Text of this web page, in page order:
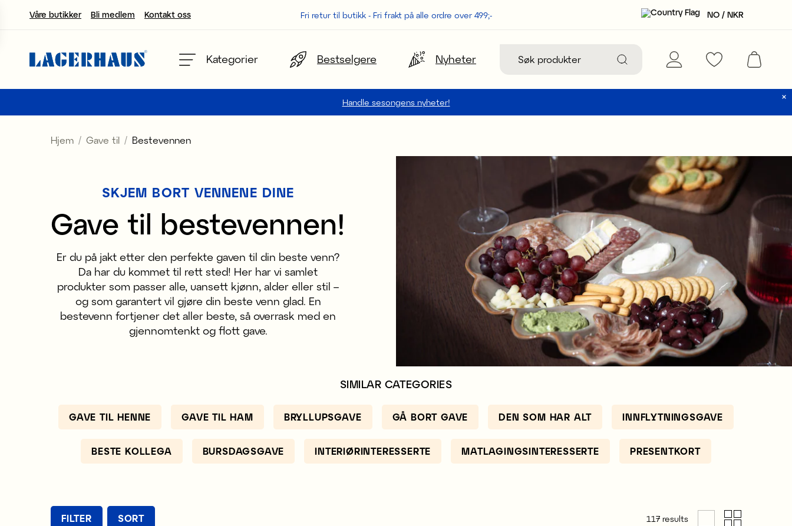
Våre butikker Bli medlem Kontakt oss Fri retur til butikk - Fri frakt på alle ordre over 499;- NO / NKR
Kategorier Bestselgere Nyheter
Handle sesongens nyheter!
velg språk / valuta
FI / EUR
NO / NKR
Hjem Gave til Bestevennen
SKJEM BORT VENNENE DINE
Gave til bestevennen!
Er du på jakt etter den perfekte gaven til din beste venn?
Da har du kommet til rett sted! Her har vi samlet
produkter som passer alle, uansett kjønn, alder eller stil –
og som garantert vil gjøre din beste venn glad. En
bestevenn fortjener det aller beste, så overrask med en
gjennomtenkt og flott gave.
SIMILAR CATEGORIES
GAVE TIL HENNE GAVE TIL HAM BRYLLUPSGAVE GÅ BORT GAVE DEN SOM HAR ALT INNFLYTNINGSGAVE
BESTE KOLLEGA BURSDAGSGAVE INTERIØRINTERESSERTE MATLAGINGSINTERESSERTE PRESENTKORT
FILTER SORT 117 results